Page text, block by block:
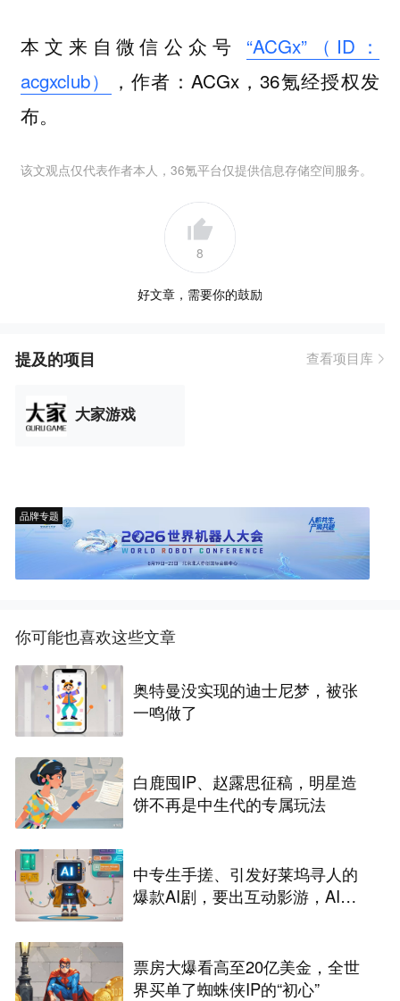
本文来自微信公众号 “ACGx”（ID：
acgxclub）
，作者：ACGx，36氪经授权发
布。
该文观点仅代表作者本人，36氪平台仅提供信息存储空间服务。
8
好文章，需要你的鼓励
提及的项目 查看项目库
大家游戏
品牌专题
你可能也喜欢这些文章
奥特曼没实现的迪士尼梦，被张
一鸣做了
白鹿囤IP、赵露思征稿，明星造
饼不再是中生代的专属玩法
中专生手搓、引发好莱坞寻人的
爆款AI剧，要出互动影游，AI剧
票房大爆看高至20亿美金，全世
界买单了蜘蛛侠IP的“初心”